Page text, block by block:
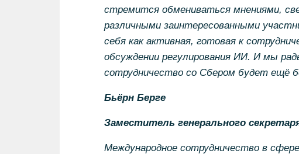
стремится обмениваться мнениями,
различными заинтересованными
себя как активная, готовая к
обсуждении регулирования ИИ. И мы
сотрудничество со Сбером будет ещё
Бьёрн Берге
Заместитель генерального
Международное сотрудничество в